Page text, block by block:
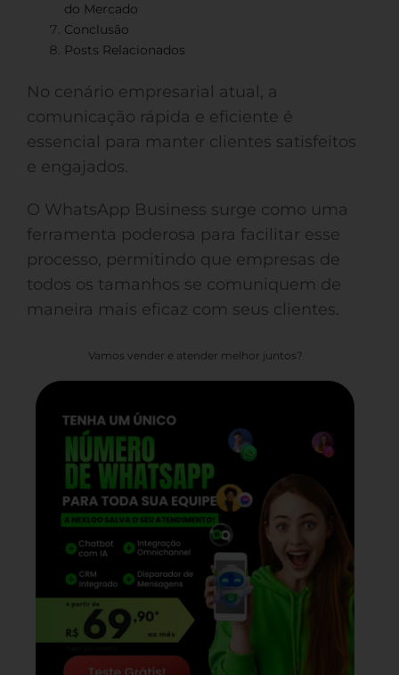
do Mercado
Conclusão
Posts Relacionados
No cenário empresarial atual, a
comunicação rápida e eficiente é
essencial para manter clientes satisfeitos
e engajados.
O WhatsApp Business surge como uma
ferramenta poderosa para facilitar esse
processo, permitindo que empresas de
todos os tamanhos se comuniquem de
maneira mais eficaz com seus clientes.
Vamos vender e atender melhor juntos?